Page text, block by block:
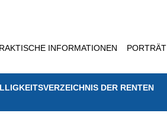
INFORMATIONEN PORTRÄT
DER RENTEN